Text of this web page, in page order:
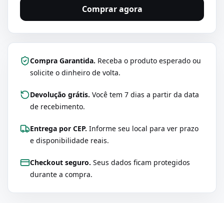
Comprar agora
Compra Garantida. Receba o produto esperado ou
solicite o dinheiro de volta.
Devolução grátis. Você tem 7 dias a partir da data
de recebimento.
Entrega por CEP. Informe seu local para ver prazo
e disponibilidade reais.
Checkout seguro. Seus dados ficam protegidos
durante a compra.